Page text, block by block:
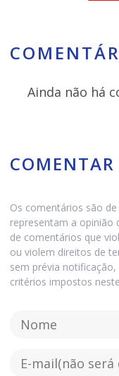
Ainda não há
Os comentários são
representam a opinião
de comentários que
ou violem direitos de
sem prévia
critérios impostos